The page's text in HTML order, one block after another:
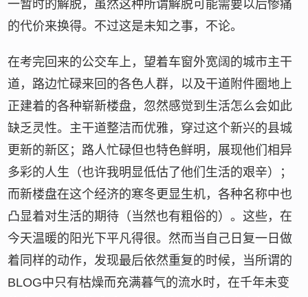
一暂时的解脱，虽然这种所谓解脱可能需要以后惨痛
的代价来换得。不过这是未知之事，不论。
在考完回来的公交车上，望着车窗外宽阔的城市主干
道，路边忙碌来回的各色人群，以及干道附件圈地上
正建着的各种崭新楼盘，忽然感觉到生活怎么会如此
缺乏灵性。主干道整洁而优雅，穿过这个新兴的县城
更新的新区；路人忙碌但也特色鲜明，展现他们相异
多彩的人生（也许我明显低估了他们生活的艰辛）；
而新楼盘在这个经济的寒冬更显生机，各种名称中也
凸显着对生活的期待（当然也有粗俗的）。这些，在
今天温暖的阳光下平凡得很。然而当自己日复一日做
着同样的动作，发现最后依然重复的时候，当所谓的
BLOG中只有枯燥而充满暮气的流水时，在千年未变